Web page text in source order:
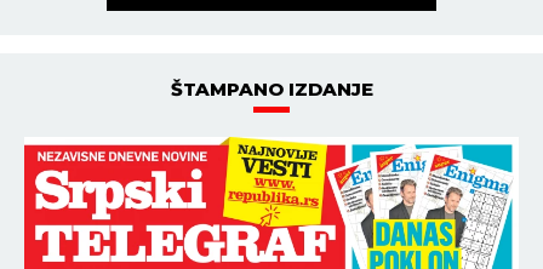
ŠTAMPANO IZDANJE